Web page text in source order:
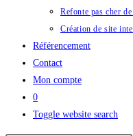
Refonte pas cher
Création de site
Référencement
Contact
Mon compte
0
Toggle website search